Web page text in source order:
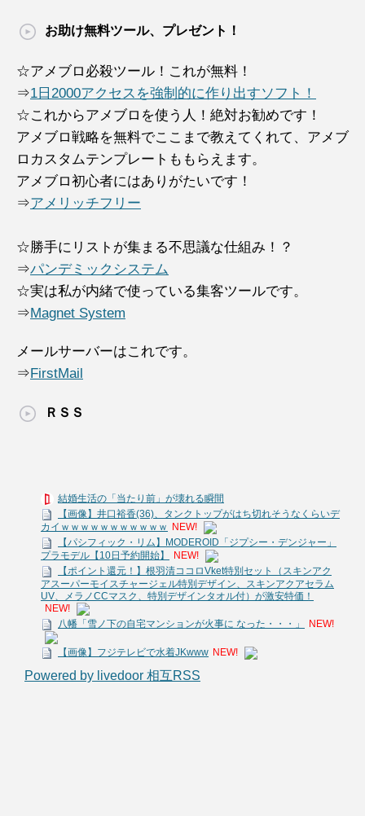
お助け無料ツール、プレゼント！
☆アメブロ必殺ツール！これが無料！
⇒1日2000アクセスを強制的に作り出すソフト！
☆これからアメブロを使う人！絶対お勧めです！
アメブロ戦略を無料でここまで教えてくれて、アメブ
ロカスタムテンプレートももらえます。
アメブロ初心者にはありがたいです！
⇒アメリッチフリー
☆勝手にリストが集まる不思議な仕組み！？
⇒パンデミックシステム
☆実は私が内緒で使っている集客ツールです。
⇒Magnet System
メールサーバーはこれです。
⇒FirstMail
ＲＳＳ
結婚生活の「当たり前」が壊れる瞬間
【画像】井口裕香(36)、タンクトップがはち切れそうなくらいデ
カイｗｗｗｗｗｗｗｗｗｗｗ
NEW!
【パシフィック・リム】MODEROID「ジプシー・デンジャー」
プラモデル【10日予約開始】
NEW!
【ポイント還元！】根羽清ココロVket特別セット（スキンアク
アスーパーモイスチャージェル特別デザイン、スキンアクアセラム
UV、メラノCCマスク、特別デザインタオル付）が激安特価！
NEW!
八幡「雪ノ下の自宅マンションが火事に なった・・・」
NEW!
【画像】フジテレビで水着JKwww NEW!
Powered by livedoor 相互RSS